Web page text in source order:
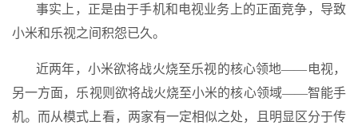
事实上，正是由于手机和电视业务上的正面竞争，导致
小米和乐视之间积怨已久。
近两年，小米欲将战火烧至乐视的核心领地——电视，
另一方面，乐视则欲将战火烧至小米的核心领域——智能手
机。而从模式上看，两家有一定相似之处，且明显区分于传